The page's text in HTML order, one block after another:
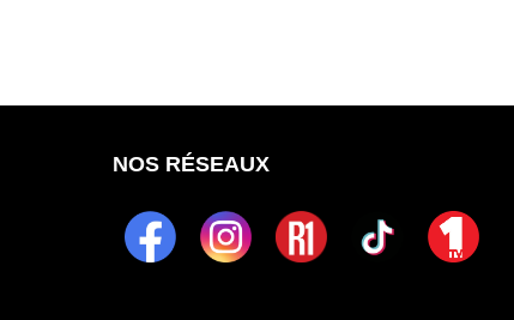
NOS RÉSEAUX